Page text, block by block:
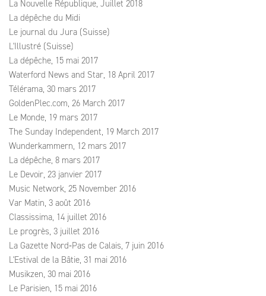
La Nouvelle République, Juillet 2018
La dépêche du Midi
Le journal du Jura (Suisse)
L'Illustré (Suisse)
La dépêche, 15 mai 2017
Waterford News and Star, 18 April 2017
Télérama, 30 mars 2017
GoldenPlec.com, 26 March 2017
Le Monde, 19 mars 2017
The Sunday Independent, 19 March 2017
Wunderkammern, 12 mars 2017
La dépêche, 8 mars 2017
Le Devoir, 23 janvier 2017
Music Network, 25 November 2016
Var Matin, 3 août 2016
Classissima, 14 juillet 2016
Le progrès, 3 juillet 2016
La Gazette Nord‑Pas de Calais, 7 juin 2016
L'Estival de la Bâtie, 31 mai 2016
Musikzen, 30 mai 2016
Le Parisien, 15 mai 2016